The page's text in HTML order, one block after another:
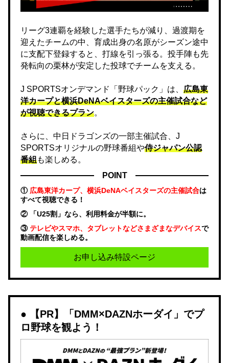
リーグ3連覇を経験した選手たちが減り、過渡期を
迎えたチームの中、育成出身の名原がシーズン途中
に支配下登録すると、打線を引っ張る。投手陣も先
発転向の栗林が安定した投球でチームを支える。
J SPORTSオンデマンド「野球パック」は、 広島東
洋カープと横浜DeNAベイスターズの主催試合など
が視聴できるプラン。
さらに、中日ドラゴンズの一部主催試合、J
SPORTSオリジナルの野球番組や侍ジャパン公認
番組も楽しめる。
POINT
① 広島東洋カープ、横浜DeNAベイスターズの主催試合は
すべて視聴できる！
② 「U25割」なら、利用料金が半額に。
③ テレビやスマホ、タブレットなどさまざまなデバイスで
動画配信を楽しめる。
お申し込み特設ページ
【PR】「DMM×DAZNホーダイ」でプ
ロ野球を観よう！